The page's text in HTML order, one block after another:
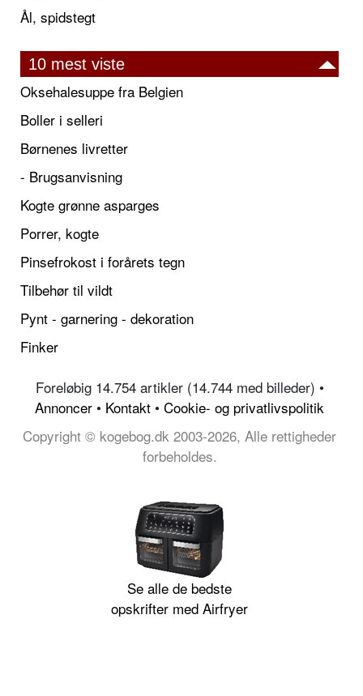
Ål, spidstegt
10 mest viste
Oksehalesuppe fra Belgien
Boller i selleri
Børnenes livretter
- Brugsanvisning
Kogte grønne asparges
Porrer, kogte
Pinsefrokost i forårets tegn
Tilbehør til vildt
Pynt - garnering - dekoration
Finker
Foreløbig 14.754 artikler (14.744 med billeder) •
Annoncer • Kontakt • Cookie- og privatlivspolitik
Copyright © kogebog.dk 2003-2026, Alle rettigheder
forbeholdes.
Se alle de bedste
opskrifter med Airfryer